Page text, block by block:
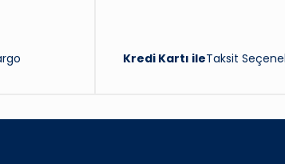
Kredi Kartı ileTaksit